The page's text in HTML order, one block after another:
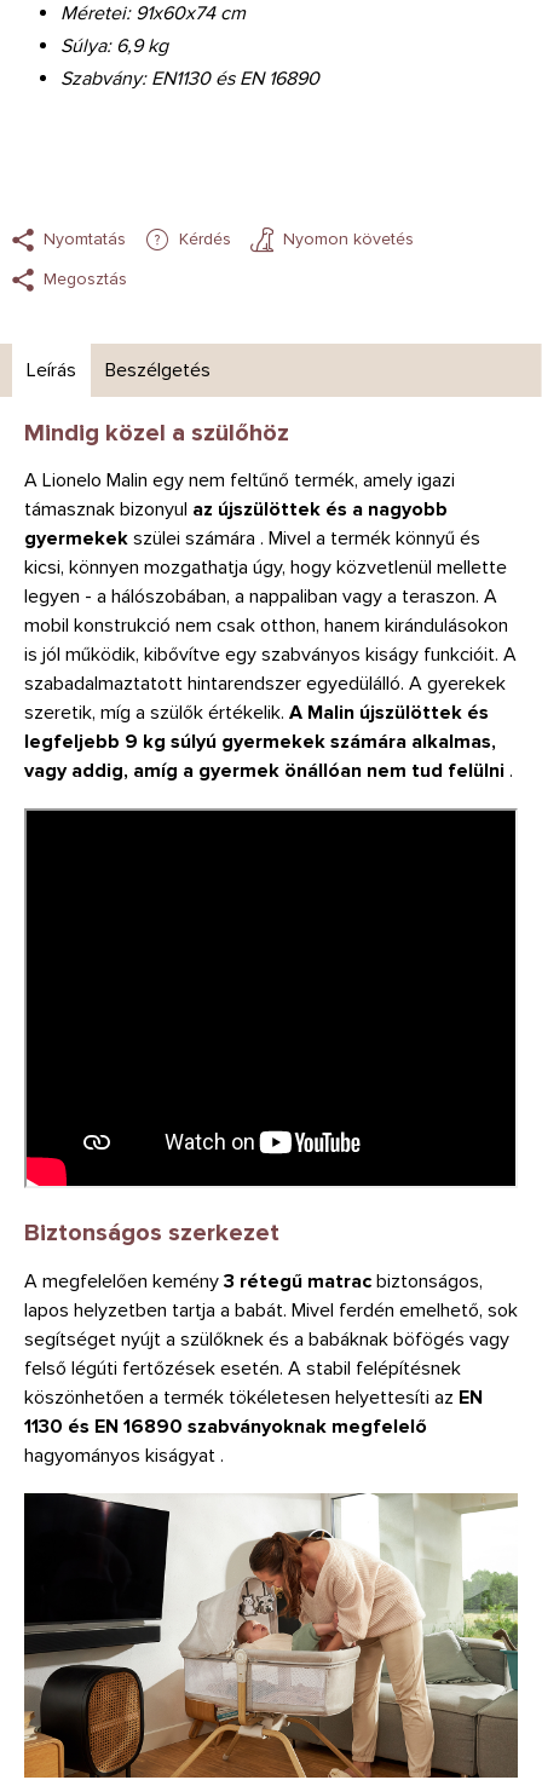
Méretei: 91x60x74 cm
Súlya: 6,9 kg
Szabvány: EN1130 és EN 16890
Nyomtatás Kérdés
Nyomon követés
Megosztás
Leírás Beszélgetés
Mindig közel a szülőhöz
A Lionelo Malin egy nem feltűnő termék, amely igazi
támasznak bizonyul az újszülöttek és a nagyobb
gyermekek szülei számára . Mivel a termék könnyű és
kicsi, könnyen mozgathatja úgy, hogy közvetlenül mellette
legyen - a hálószobában, a nappaliban vagy a teraszon. A
mobil konstrukció nem csak otthon, hanem kirándulásokon
is jól működik, kibővítve egy szabványos kiságy funkcióit. A
szabadalmaztatott hintarendszer egyedülálló. A gyerekek
szeretik, míg a szülők értékelik. A Malin újszülöttek és
legfeljebb 9 kg súlyú gyermekek számára alkalmas,
vagy addig, amíg a gyermek önállóan nem tud felülni .
Biztonságos szerkezet
A megfelelően kemény 3 rétegű matrac biztonságos,
lapos helyzetben tartja a babát. Mivel ferdén emelhető, sok
segítséget nyújt a szülőknek és a babáknak böfögés vagy
felső légúti fertőzések esetén. A stabil felépítésnek
köszönhetően a termék tökéletesen helyettesíti az EN
1130 és EN 16890 szabványoknak megfelelő
hagyományos kiságyat .